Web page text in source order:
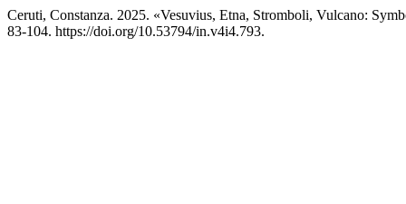
Ceruti, Constanza. 2025. «Vesuvius, Etna, Stromboli, Vulcano:
83-104. https://doi.org/10.53794/in.v4i4.793.